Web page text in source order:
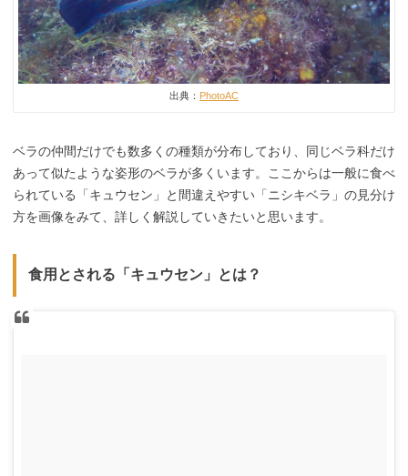
出典： PhotoAC
ベラの仲間だけでも数多くの種類が分布しており、同じベラ科だけ
あって似たような姿形のベラが多くいます。ここからは一般に食べ
られている「キュウセン」と間違えやすい「ニシキベラ」の見分け
方を画像をみて、詳しく解説していきたいと思います。
食用とされる「キュウセン」とは？